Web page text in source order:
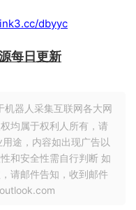
dbyyc
每日更新
机器人采集互联网各大网
均属于权利人所有，请
途，内容如出现广告以
和安全性需自行判断 如
请邮件告知，收到邮件